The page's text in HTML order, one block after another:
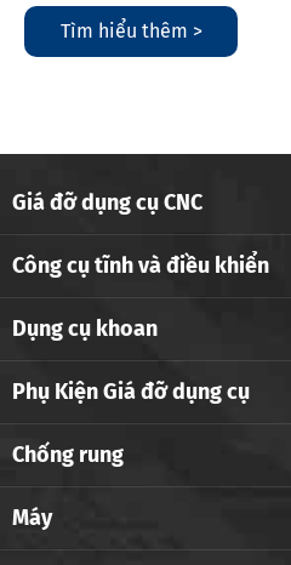
Tìm hiểu thêm >
Giá đỡ dụng cụ CNC
Công cụ tĩnh và điều khiển
Dụng cụ khoan
Phụ Kiện Giá đỡ dụng cụ
Chống rung
Máy